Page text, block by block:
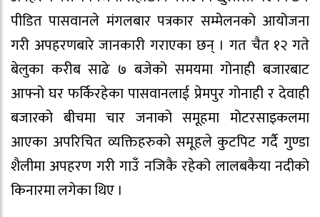
पीडित पासवानले मंगलबार पत्रकार सम्मेलनको आयोजना
गरी अपहरणबारे जानकारी गराएका छन् । गत चैत १२ गते
बेलुका करीब साढे ७ बजेको समयमा गोनाही बजारबाट
आफ्नो घर फर्किरहेका पासवानलाई प्रेमपुर गोनाही र देवाही
बजारको बीचमा चार जनाको समूहमा मोटरसाइकलमा
आएका अपरिचित व्यक्तिहरुको समूहले कुटपिट गर्दै गुण्डा
शैलीमा अपहरण गरी गाउँ नजिकै रहेको लालबकैया नदीको
किनारमा लगेका थिए ।